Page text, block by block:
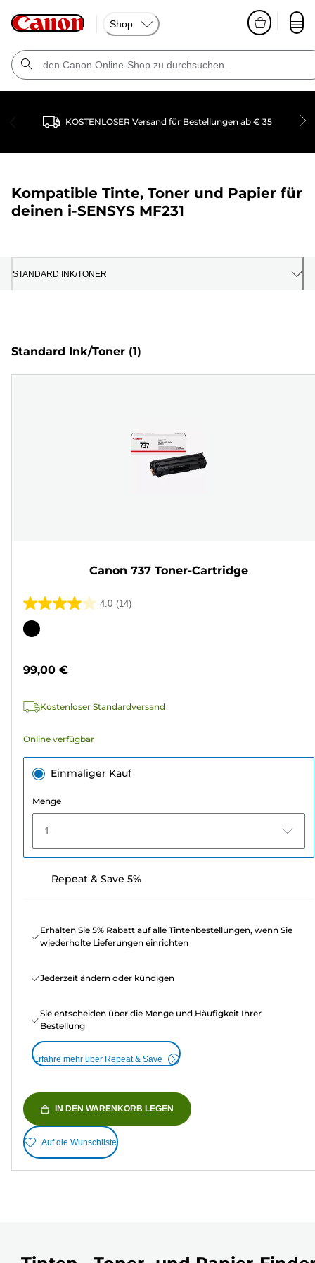
Shop
KOSTENLOSER Versand für Bestellungen ab € 35
Kompatible Tinte, Toner und Papier für
deinen i-SENSYS MF231
STANDARD INK/TONER
Standard Ink/Toner (1)
Canon 737 Toner-Cartridge
4.0 (14)
4.0
von
14
Farbpatrone
99,00 €
Kostenloser Standardversand
Online verfügbar
Einmaliger Kauf
Menge
1
Repeat & Save 5%
Erhalten Sie 5% Rabatt auf alle Tintenbestellungen, wenn Sie
wiederholte Lieferungen einrichten
Jederzeit ändern oder kündigen
Sie entscheiden über die Menge und Häufigkeit Ihrer
Bestellung
Erfahre mehr über Repeat & Save
IN DEN WARENKORB LEGEN
Auf die Wunschliste